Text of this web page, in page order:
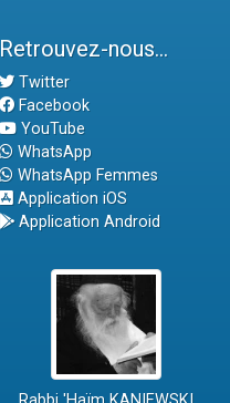
Retrouvez-nous...
Twitter
Facebook
YouTube
WhatsApp
WhatsApp Femmes
Application iOS
Application Android